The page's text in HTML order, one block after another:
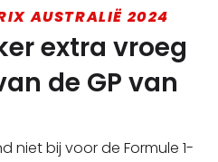
AUSTRALIË 2024
extra vroeg
de GP van
niet bij voor de Formule 1-